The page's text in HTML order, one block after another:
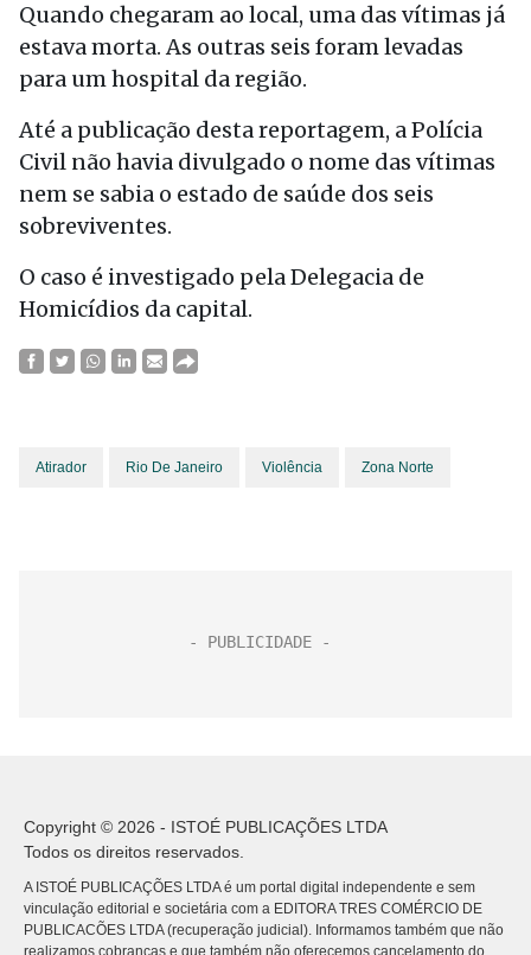
Quando chegaram ao local, uma das vítimas já
estava morta. As outras seis foram levadas
para um hospital da região.
Até a publicação desta reportagem, a Polícia
Civil não havia divulgado o nome das vítimas
nem se sabia o estado de saúde dos seis
sobreviventes.
O caso é investigado pela Delegacia de
Homicídios da capital.
Atirador Rio De Janeiro Violência Zona Norte
Copyright © 2026 - ISTOÉ PUBLICAÇÕES LTDA
Todos os direitos reservados.
A ISTOÉ PUBLICAÇÕES LTDA é um portal digital independente e sem
vinculação editorial e societária com a EDITORA TRES COMÉRCIO DE
PUBLICACÕES LTDA (recuperação judicial). Informamos também que não
realizamos cobranças e que também não oferecemos cancelamento do